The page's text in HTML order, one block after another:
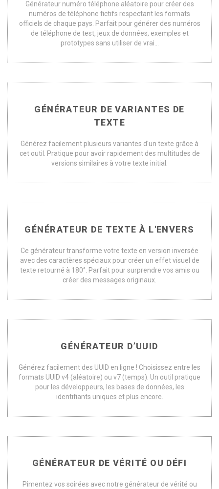
Générateur numéro téléphone aléatoire pour créer des
numéros de téléphone fictifs respectant les formats
officiels de chaque pays. Parfait pour générer des numéros
de téléphone de test, jeux de données, exemples et
prototypes sans utiliser de vrai...
GÉNÉRATEUR DE VARIANTES DE
TEXTE
Générez facilement plusieurs variantes d'un texte grâce à
cet outil. Pratique pour avoir rapidement des multitudes de
versions similaires à votre texte initial.
GÉNÉRATEUR DE TEXTE À L'ENVERS
Ce générateur transforme votre texte en version inversée
avec des caractères spéciaux pour créer un effet visuel de
texte retourné à 180°. Parfait pour surprendre vos amis ou
créer des messages originaux.
GÉNÉRATEUR D’UUID
Générez facilement des UUID en ligne ! Choisissez entre les
formats UUID v4 (aléatoire) ou v7 (temps). Un outil pratique
pour les développeurs, les bases de données, les
identifiants uniques et plus encore.
GÉNÉRATEUR DE VÉRITÉ OU DÉFI
Pimentez vos soirées avec notre générateur de vérité ou